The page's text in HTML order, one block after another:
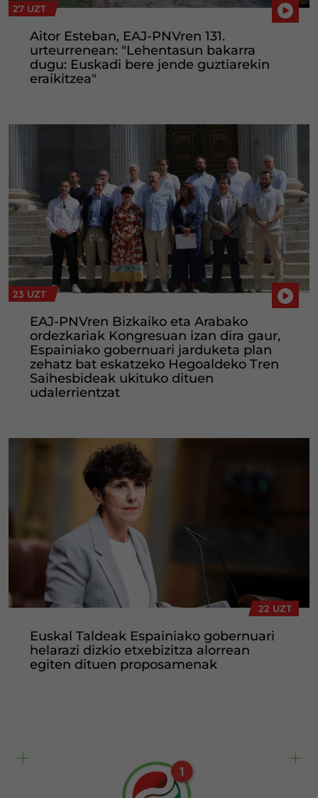
27 UZT
Aitor Esteban, EAJ-PNVren 131.
urteurrenean: "Lehentasun bakarra
dugu: Euskadi bere jende guztiarekin
eraikitzea"
23 UZT
EAJ-PNVren Bizkaiko eta Arabako
ordezkariak Kongresuan izan dira gaur,
Espainiako gobernuari jarduketa plan
zehatz bat eskatzeko Hegoaldeko Tren
Saihesbideak ukituko dituen
udalerrientzat
22 UZT
Euskal Taldeak Espainiako gobernuari
helarazi dizkio etxebizitza alorrean
egiten dituen proposamenak